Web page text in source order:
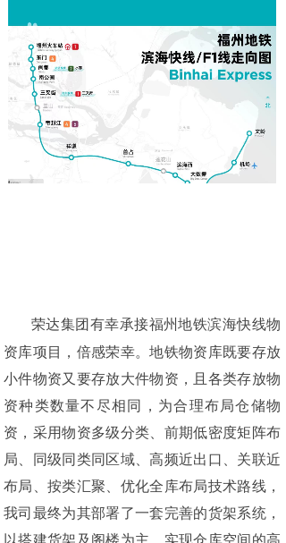
荣达集团有幸承接福州地铁滨海快线物
资库项目，倍感荣幸。地铁物资库既要存放
小件物资又要存放大件物资，且各类存放物
资种类数量不尽相同，为合理布局仓储物
资，采用物资多级分类、前期低密度矩阵布
局、同级同类同区域、高频近出口、关联近
布局、按类汇聚、优化全库布局技术路线，
我司最终为其部署了一套完善的货架系统，
以搭建货架及阁楼为主，实现仓库空间的高